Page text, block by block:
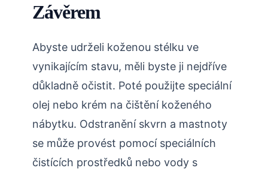
Závěrem
Abyste udrželi koženou stélku ve
vynikajícím stavu, měli byste ji nejdříve
důkladně očistit. Poté použijte speciální
olej nebo krém na čištění koženého
nábytku. Odstranění skvrn a mastnoty
se může provést pomocí speciálních
čistících prostředků nebo vody s